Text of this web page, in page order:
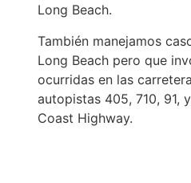
Long Beach.
También manejamos
Long Beach pero que
ocurridas en las
autopistas 405, 710, 91,
Coast Highway.